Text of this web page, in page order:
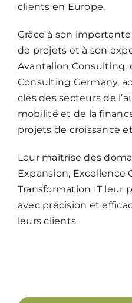
clients en Europe.
Grâce à son
de projets et à son
Avantalion Consulting,
Consulting Germany,
clés des secteurs de
mobilité et de la
projets de croissance
Leur maîtrise des
Expansion, Excellence
Transformation IT leur
avec précision et
leurs clients.